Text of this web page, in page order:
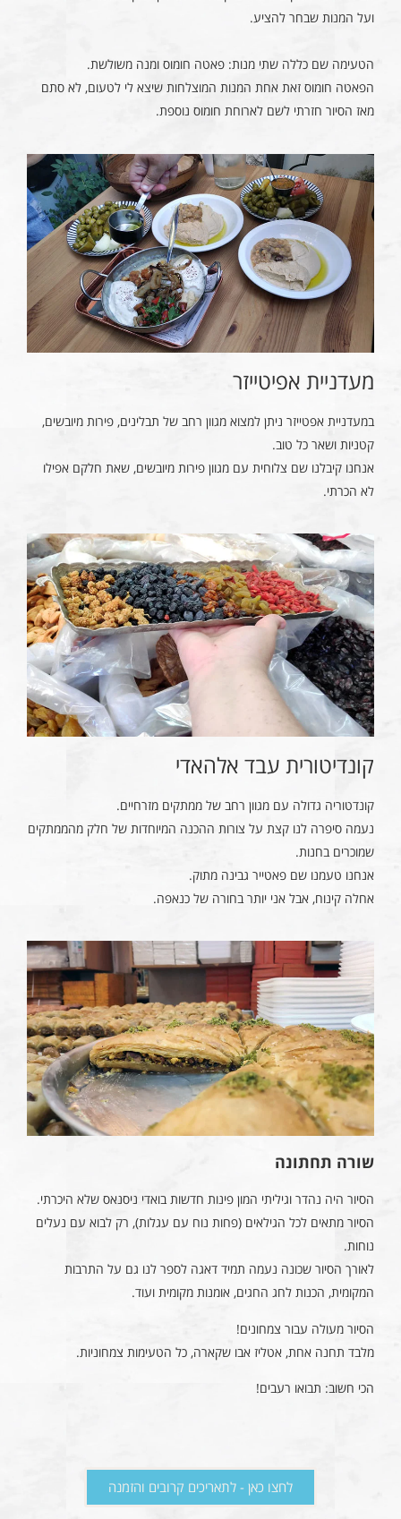
ועל המנות שבחר להציע.
הטעימה שם כללה שתי מנות: פאטה חומוס ומנה משולשת.
הפאטה חומוס זאת אחת המנות המוצלחות שיצא לי לטעום, לא סתם
מאז הסיור חזרתי לשם לארוחת חומוס נוספת.
מעדניית אפיטייזר
במעדניית אפטייזר ניתן למצוא מגוון רחב של תבלינים, פירות מיובשים,
קטניות ושאר כל טוב.
אנחנו קיבלנו שם צלוחית עם מגוון פירות מיובשים, שאת חלקם אפילו
לא הכרתי.
קונדיטורית עבד אלהאדי
קונדטוריה גדולה עם מגוון רחב של ממתקים מזרחיים.
נעמה סיפרה לנו קצת על צורות ההכנה המיוחדות של חלק מהממתקים
שמוכרים בחנות.
אנחנו טעמנו שם פאטייר גבינה מתוק.
אחלה קינוח, אבל אני יותר בחורה של כנאפה.
שורה תחתונה
הסיור היה נהדר וגיליתי המון פינות חדשות בואדי ניסנאס שלא היכרתי.
הסיור מתאים לכל הגילאים (פחות נוח עם עגלות), רק לבוא עם נעלים
נוחות.
לאורך הסיור שכונה נעמה תמיד דאגה לספר לנו גם על התרבות
המקומית, הכנות לחג החגים, אומנות מקומית ועוד.
הסיור מעולה עבור צמחונים!
מלבד תחנה אחת, אטליז אבו שקארה, כל הטעימות צמחוניות.
הכי חשוב: תבואו רעבים!
לחצו כאן - לתאריכים קרובים והזמנה